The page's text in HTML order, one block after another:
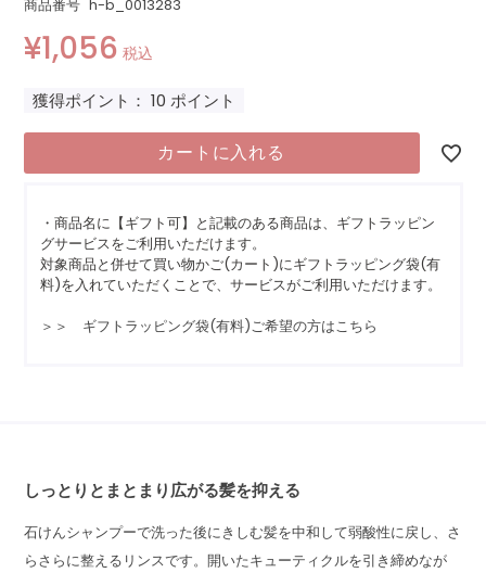
商品番号 h-b_0013283
¥1,056 税込
獲得ポイント： 10 ポイント
カートに入れる
・商品名に【ギフト可】と記載のある商品は、ギフトラッピン
グサービスをご利用いただけます。
対象商品と併せて買い物かご(カート)にギフトラッピング袋(有
料)を入れていただくことで、サービスがご利用いただけます。
＞＞ ギフトラッピング袋(有料)ご希望の方はこちら
しっとりとまとまり広がる髪を抑える
石けんシャンプーで洗った後にきしむ髪を中和して弱酸性に戻し、さ
らさらに整えるリンスです。開いたキューティクルを引き締めなが